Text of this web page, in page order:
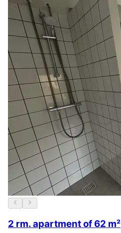
2 rm. apartment of 62 m²